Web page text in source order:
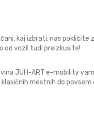
kaj izbrati, nas pokličite
od vozil tudi preizkusite!
JUH-ART e-mobility
mestnih do povsem